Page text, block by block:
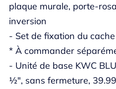
plaque murale, porte-
inversion
- Set de fixation du
* À commander
- Unité de base KWC
½", sans fermeture,